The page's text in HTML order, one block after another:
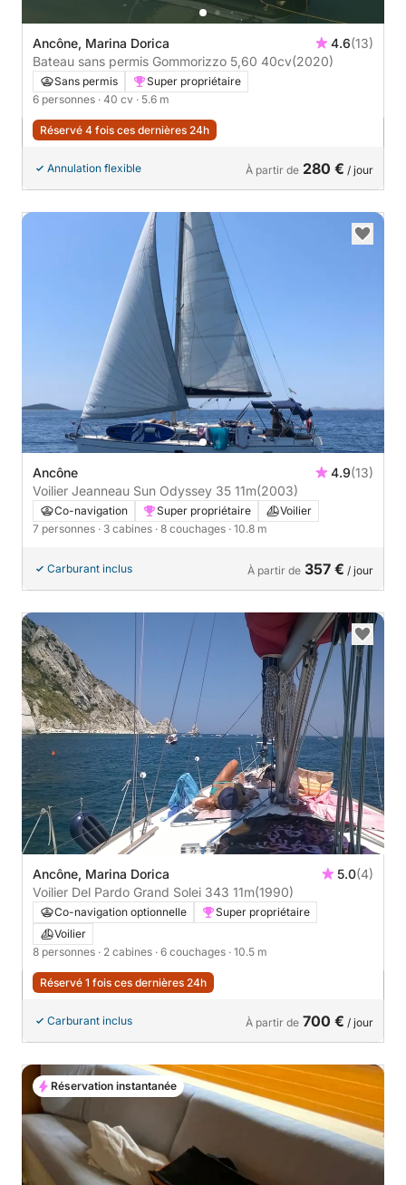
Ancône, Marina Dorica 4.6(13)
Bateau sans permis Gommorizzo 5,60 40cv(2020)
Sans permis
Super propriétaire
6 personnes · 40 cv · 5.6 m
Réservé 4 fois ces dernières 24h
Annulation flexible À partir de 280 € / jour
Ancône 4.9(13)
Voilier Jeanneau Sun Odyssey 35 11m(2003)
Co-navigation Super propriétaire
Voilier
7 personnes · 3 cabines · 8 couchages · 10.8 m
Carburant inclus À partir de 357 € / jour
Ancône, Marina Dorica 5.0(4)
Voilier Del Pardo Grand Solei 343 11m(1990)
Co-navigation optionnelle
Super propriétaire
Voilier
8 personnes · 2 cabines · 6 couchages · 10.5 m
Réservé 1 fois ces dernières 24h
Carburant inclus À partir de 700 € / jour
Réservation instantanée